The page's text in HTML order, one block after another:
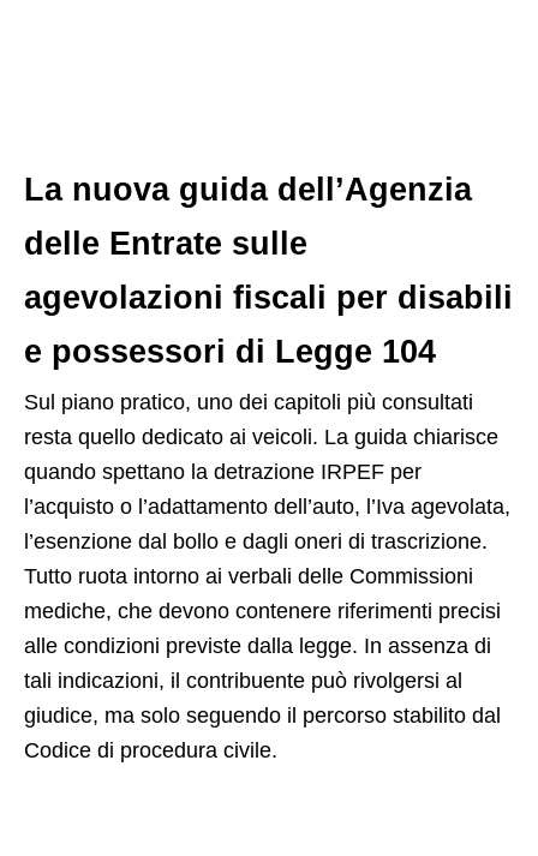
La nuova guida dell’Agenzia
delle Entrate sulle
agevolazioni fiscali per disabili
e possessori di Legge 104
Sul piano pratico, uno dei capitoli più consultati
resta quello dedicato ai veicoli. La guida chiarisce
quando spettano la detrazione IRPEF per
l’acquisto o l’adattamento dell’auto, l’Iva agevolata,
l’esenzione dal bollo e dagli oneri di trascrizione.
Tutto ruota intorno ai verbali delle Commissioni
mediche, che devono contenere riferimenti precisi
alle condizioni previste dalla legge. In assenza di
tali indicazioni, il contribuente può rivolgersi al
giudice, ma solo seguendo il percorso stabilito dal
Codice di procedura civile.